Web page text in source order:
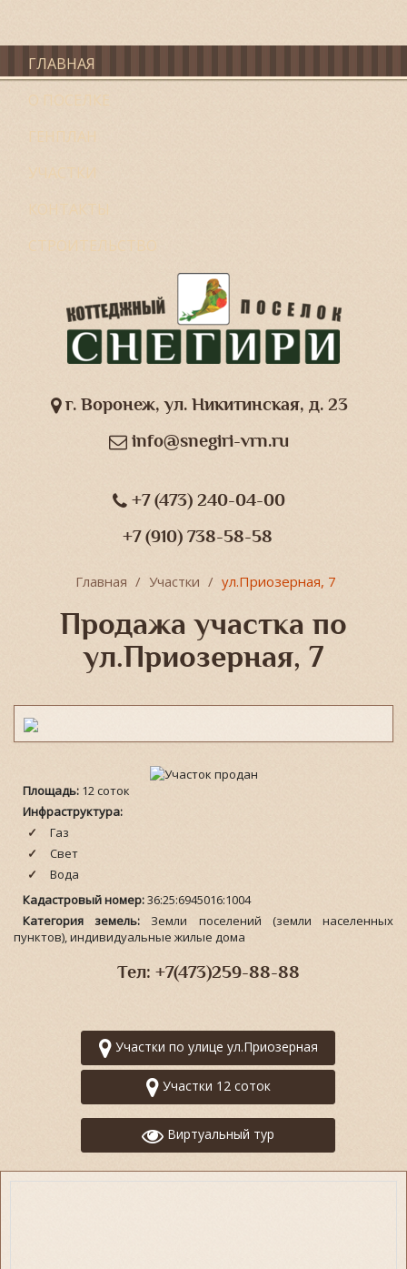
ГЛАВНАЯ
О ПОСЕЛКЕ
ГЕНПЛАН
УЧАСТКИ
КОНТАКТЫ
СТРОИТЕЛЬСТВО
г. Воронеж, ул. Никитинская, д. 23
info@snegiri-vrn.ru
+7 (473) 240-04-00
+7 (910) 738-58-58
Главная Участки ул.Приозерная, 7
Продажа участка по
ул.Приозерная, 7
Площадь: 12 соток
Инфраструктура:
Газ
Свет
Вода
Кадастровый номер:36:25:6945016:1004
Категория земель: Земли поселений (земли населенных
пунктов), индивидуальные жилые дома
Тел: +7(473)259-88-88
Участки по улице ул.Приозерная
Участки 12 соток
Виртуальный тур